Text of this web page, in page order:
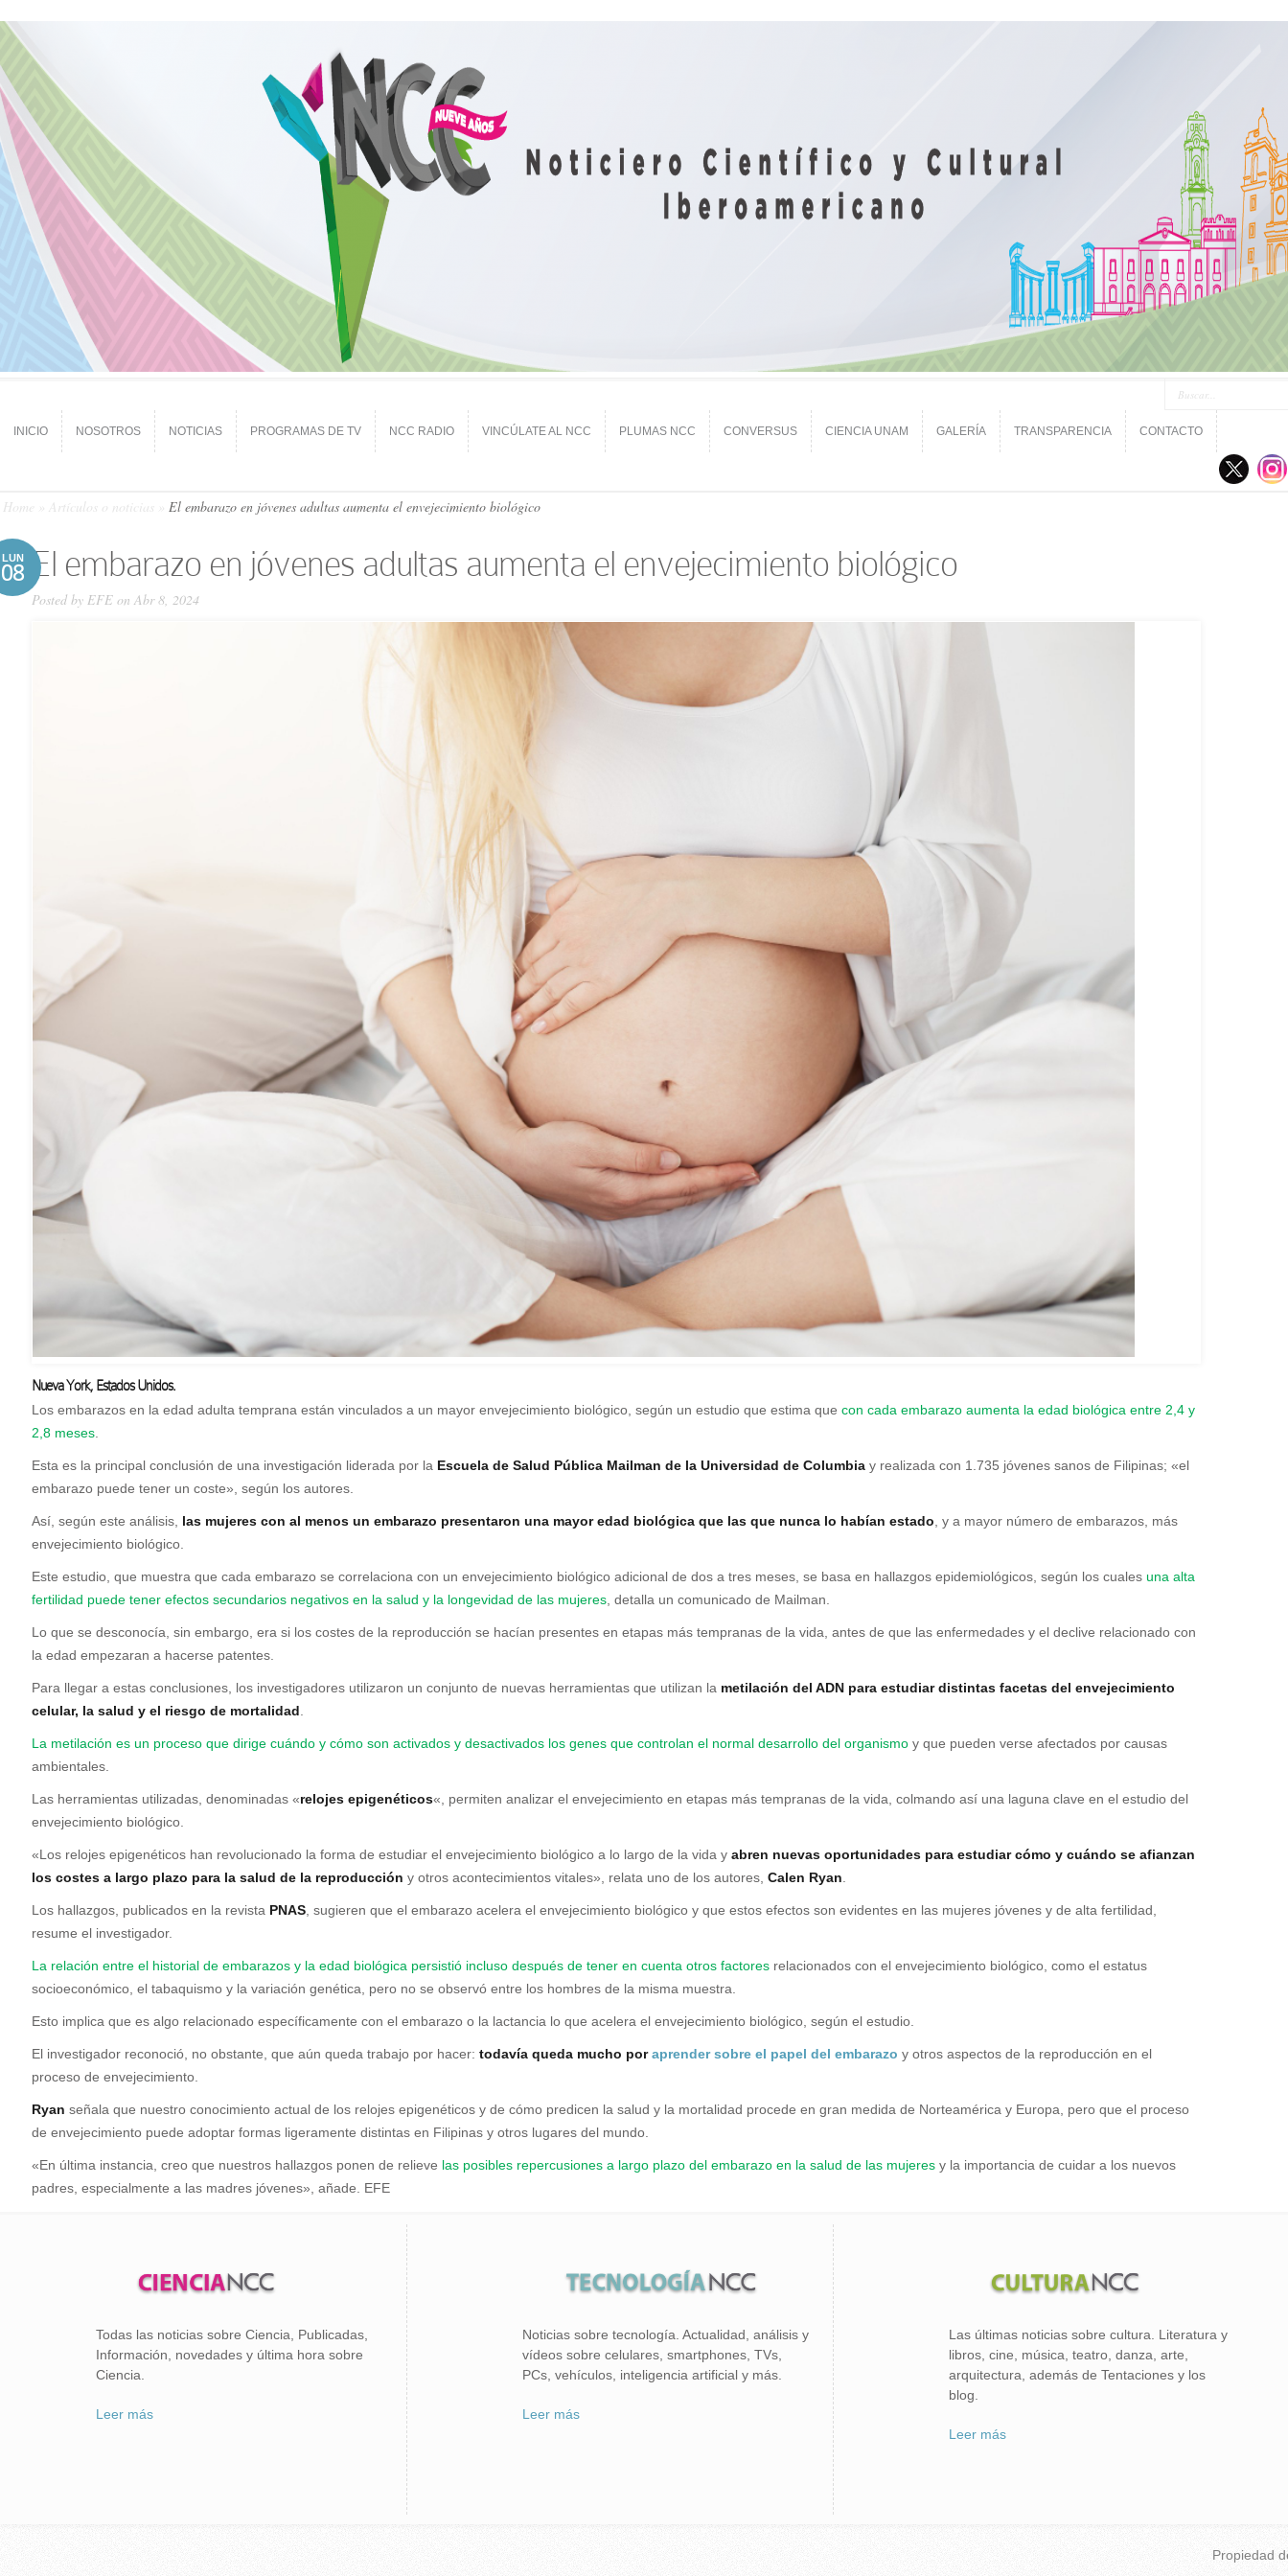
INICIO NOSOTROS NOTICIAS PROGRAMAS DE TV NCC RADIO VINCÚLATE AL NCC PLUMAS NCC CONVERSUS CIENCIA UNAM GALERÍA TRANSPARENCIA CONTACTO
Home Artículos o noticias El embarazo en jóvenes adultas aumenta el envejecimiento biológico
LUN
08 El embarazo en jóvenes adultas aumenta el envejecimiento biológico
Posted by EFE on Abr 8, 2024
Nueva York, Estados Unidos.
L os embarazos en la edad adulta temprana están vinculados a un mayor envejecimiento biológico, según un estudio que estima que con cada embarazo aumenta la edad biológica entre 2,4 y
2,8 meses
Esta es la principal conclusión de una investigación liderada por la Escuela de Salud Pública Mailman de la Universidad de Columbia y realizada con 1.735 jóvenes sanos de Filipinas; «el
embarazo puede tener un coste», según los autores.
Así, según este análisis, las mujeres con al menos un embarazo presentaron una mayor edad biológica que las que nunca lo habían estado , y a mayor número de embarazos, más
envejecimiento biológico.
Este estudio, que muestra que cada embarazo se correlaciona con un envejecimiento biológico adicional de dos a tres meses, se basa en hallazgos epidemiológicos, según los cuales una alta
fertilidad puede tener efectos secundarios negativos en la salud y la longevidad de las mujeres , detalla un comunicado de Mailman.
Lo que se desconocía, sin embargo, era si los costes de la reproducción se hacían presentes en etapas más tempranas de la vida, antes de que las enfermedades y el declive relacionado con
la edad empezaran a hacerse patentes.
Para llegar a estas conclusiones, los investigadores utilizaron un conjunto de nuevas herramientas que utilizan la metilación del ADN para estudiar distintas facetas del envejecimiento
celular, la salud y el riesgo de mortalidad
La metilación es un proceso que dirige cuándo y cómo son activados y desactivados los genes que controlan el normal desarrollo del organismo y que pueden verse afectados por causas
ambientales.
Las herramientas utilizadas, denominadas «relojes epigenéticos«, permiten analizar el envejecimiento en etapas más tempranas de la vida, colmando así una laguna clave en el estudio del
envejecimiento biológico.
«Los relojes epigenéticos han revolucionado la forma de estudiar el envejecimiento biológico a lo largo de la vida y abren nuevas oportunidades para estudiar cómo y cuándo se afianzan
los costes a largo plazo para la salud de la reproducción y otros acontecimientos vitales», relata uno de los autores, Calen Ryan
Los hallazgos, publicados en la revista PNAS , sugieren que el embarazo acelera el envejecimiento biológico y que estos efectos son evidentes en las mujeres jóvenes y de alta fertilidad,
resume el investigador.
La relación entre el historial de embarazos y la edad biológica persistió incluso después de tener en cuenta otros factores relacionados con el envejecimiento biológico, como el estatus
socioeconómico, el tabaquismo y la variación genética, pero no se observó entre los hombres de la misma muestra.
Esto implica que es algo relacionado específicamente con el embarazo o la lactancia lo que acelera el envejecimiento biológico, según el estudio.
El investigador reconoció, no obstante, que aún queda trabajo por hacer: todavía queda mucho poraprender sobre el papel del embarazo y otros aspectos de la reproducción en el
proceso de envejecimiento.
Ryan señala que nuestro conocimiento actual de los relojes epigenéticos y de cómo predicen la salud y la mortalidad procede en gran medida de Norteamérica y Europa, pero que el proceso
de envejecimiento puede adoptar formas ligeramente distintas en Filipinas y otros lugares del mundo.
«En última instancia, creo que nuestros hallazgos ponen de relieve las posibles repercusiones a largo plazo del embarazo en la salud de las mujeres y la importancia de cuidar a los nuevos
padres, especialmente a las madres jóvenes», añade. EFE
Todas las noticias sobre Ciencia, Publicadas,
Información, novedades y última hora sobre
Ciencia.
Leer más
Noticias sobre tecnología. Actualidad, análisis y
vídeos sobre celulares, smartphones, TVs,
PCs, vehículos, inteligencia artificial y más.
Leer más
Las últimas noticias sobre cultura. Literatura y
libros, cine, música, teatro, danza, arte,
arquitectura, además de Tentaciones y los
blog.
Leer más
Propiedad